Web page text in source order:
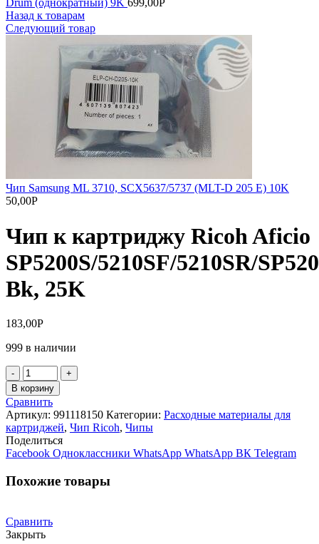
Drum (однократный) 9K 699,00Р
Назад к товарам
Следующий товар
Чип Samsung ML 3710, SCX5637/5737 (MLT-D 205 E) 10K
50,00Р
Чип к картриджу Ricoh Aficio
SP5200S/5210SF/5210SR/
Bk, 25K
183,00Р
999 в наличии
Количество
товара
Чип
к
картриджу
Ricoh
Aficio
SP5200S/5210SF/5210SR/SP5200DN/5210DN,
25K
В корзину
Сравнить
Артикул: 991118150 Категории: Расходные материалы для
картриджей, Чип Ricoh, Чипы
Поделиться
Facebook Одноклассники WhatsApp WhatsApp ВК Telegram
Похожие товары
Сравнить
Закрыть